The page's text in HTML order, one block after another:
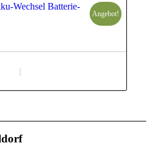
​Wechsel Batterie-​
Angebot!